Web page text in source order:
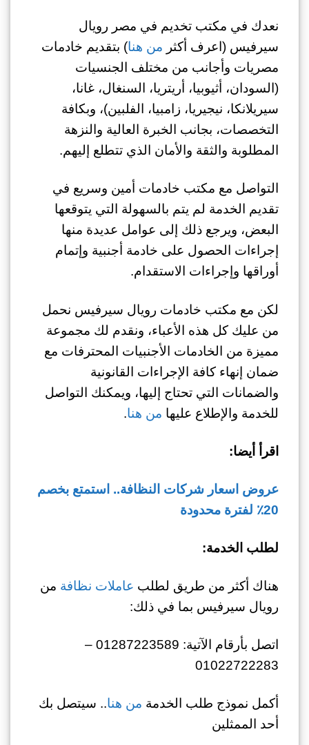
نعدك في مكتب تخديم في مصر رويال
سيرفيس (اعرف أكثر من هنا) بتقديم خادمات
مصريات وأجانب من مختلف الجنسيات
(السودان، أثيوبيا، أريتريا، السنغال،غانا،
سيريلانكا، نيجيريا، زامبيا، الفلبين)، وبكافة
التخصصات، بجانب الخبرة العالية والنزهة
المطلوبة والثقة والأمان الذي تتطلع إليهم.
التواصل مع مكتب خادمات أمين وسريع في
تقديم الخدمة لم يتم بالسهولة التي يتوقعها
البعض، ويرجع ذلك إلى عوامل عديدة منها
إجراءات الحصول على خادمة أجنبية وإتمام
أوراقها وإجراءات الاستقدام.
لكن مع مكتب خادمات رويال سيرفيس نحمل
من عليك كل هذه الأعباء، ونقدم لك مجموعة
مميزة من الخادمات الأجنبيات المحترفات مع
ضمان إنهاء كافة الإجراءات القانونية
والضمانات التي تحتاج إليها، ويمكنك التواصل
للخدمة والإطلاع عليها من هنا.
اقرأ أيضا:
عروض اسعار شركات النظافة.. استمتع بخصم
20٪ لفترة محدودة
لطلب الخدمة:
هناك أكثر من طريق لطلب عاملات نظافة من
رويال سيرفيس بما في ذلك:
اتصل بأرقام الآتية: 01287223589 –
01022722283
أكمل نموذج طلب الخدمة من هنا.. سيتصل بك
أحد الممثلين